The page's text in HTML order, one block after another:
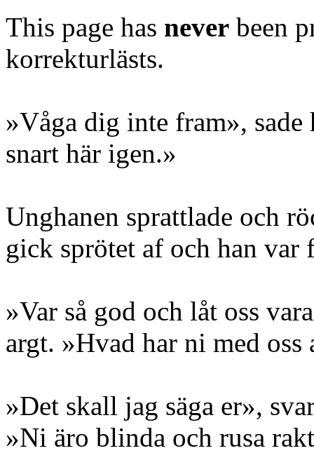
This page has never been
korrekturlästs.
»Våga dig inte fram», sade
snart här igen.»
Unghanen sprattlade och
gick sprötet af och han var
»Var så god och låt oss
argt. »Hvad har ni med oss
»Det skall jag säga er»,
»Ni äro blinda och rusa